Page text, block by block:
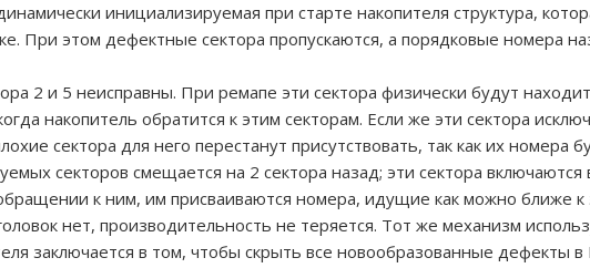
инициализируемая при старте накопителя структура,
При этом дефектные сектора пропускаются, а порядковые номера
2 и 5 неисправны. При ремапе эти сектора физически будут
накопитель обратится к этим секторам. Если же эти сектора
сектора для него перестанут присутствовать, так как их
секторов смещается на 2 сектора назад; эти сектора
к ним, им присваиваются номера, идущие как можно ближе к
нет, производительность не теряется. Тот же механизм
заключается в том, чтобы скрыть все новообразованные дефекты